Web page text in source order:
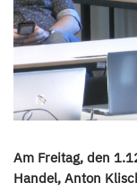
Am Freitag, den
Handel, Anton